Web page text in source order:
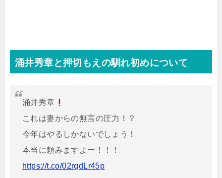
涌井秀章と押切もえの馴れ初めについて
涌井秀章
これは妻からの無言の圧力！？
今年はやるしかないでしょう！
本当に頼みますよー！！！
https://t.co/02rgdLr45p